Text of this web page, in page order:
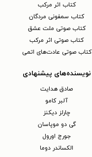
کتاب اثر مرکب
کتاب سمفونی مردگان
کتاب صوتی ملت عشق
کتاب صوتی اثر مرکب
کتاب صوتی عادت‌های اتمی
نویسنده‌های پیشنهادی
صادق هدایت
آلبر کامو
چارلز دیکنز
گی دو موپاسان
جورج اورول
الکساندر دوما